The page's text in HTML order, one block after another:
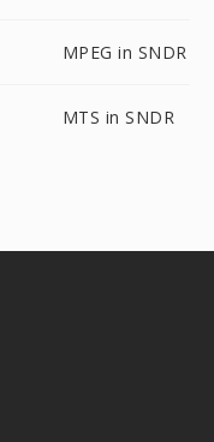
MPEG in SNDR
MTS in SNDR